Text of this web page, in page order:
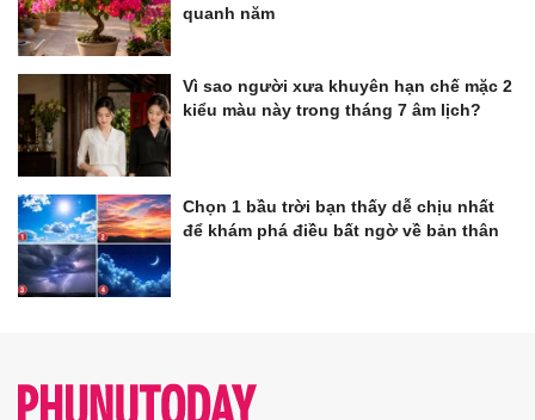
quanh năm
Vì sao người xưa khuyên hạn chế mặc 2
kiểu màu này trong tháng 7 âm lịch?
Chọn 1 bầu trời bạn thấy dễ chịu nhất
để khám phá điều bất ngờ về bản thân